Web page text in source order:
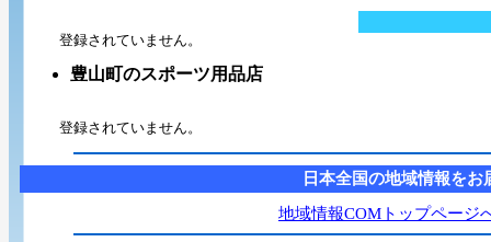
登録されていません。
豊山町のスポーツ用品店
登録されていません。
日本全国の地域情報をお
地域情報COMトップページ